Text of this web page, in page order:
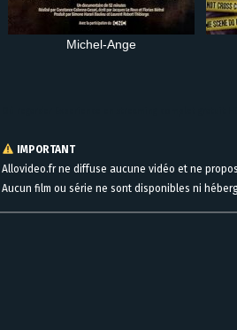
Michel-Ange
IMPORTANT
Allovideo.fr ne diffuse aucune vidéo et ne
Aucun film ou série ne sont disponibles ni